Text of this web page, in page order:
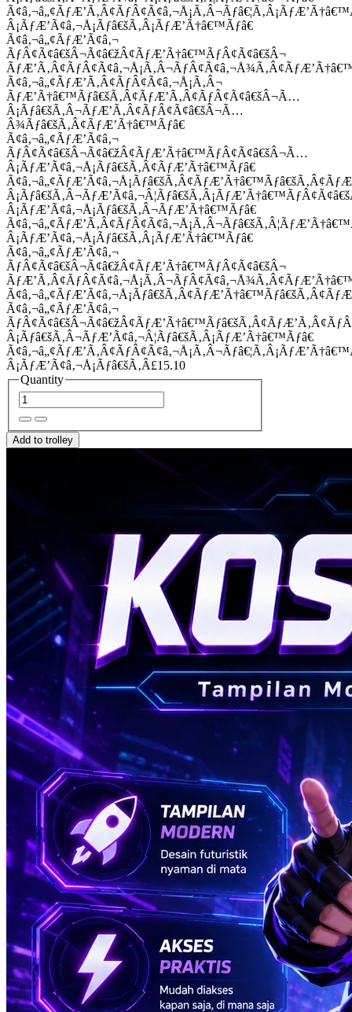
Â¡ÃƒÆ’Ã¢â‚¬Å¡Ãƒâ€šÃ‚Â¡ÃƒÆ’Ã†â€™Ãƒâ€
Ã¢â‚¬â„¢ÃƒÆ’Ã¢â‚¬
ÃƒÂ¢Ã¢â€šÂ¬Ã¢â€žÂ¢ÃƒÆ’Ã†â€™ÃƒÂ¢Ã¢â€šÂ¬
Ã¢â‚¬â„¢ÃƒÆ’Ã‚Â¢ÃƒÂ¢Ã¢â‚¬Å¡Ã‚Â¬
ÃƒÆ’Ã†â€™Ãƒâ€šÃ‚Â¢ÃƒÆ’Ã‚Â¢ÃƒÂ¢Ã¢â€šÂ¬Ã…
Â¡Ãƒâ€šÃ‚Â¬ÃƒÆ’Ã‚Â¢ÃƒÂ¢Ã¢â€šÂ¬Ã…
Â¾Ãƒâ€šÃ‚Â¢ÃƒÆ’Ã†â€™Ãƒâ€
Ã¢â‚¬â„¢ÃƒÆ’Ã¢â‚¬
ÃƒÂ¢Ã¢â€šÂ¬Ã¢â€žÂ¢ÃƒÆ’Ã†â€™ÃƒÂ¢Ã¢â€šÂ¬Ã…
Â¡ÃƒÆ’Ã¢â‚¬Å¡Ãƒâ€šÃ‚Â¢ÃƒÆ’Ã†â€™Ãƒâ€
Â¡ÃƒÆ’Ã¢â‚¬Å¡Ãƒâ€šÃ‚Â¬ÃƒÆ’Ã†â€™Ãƒâ€
Â¡ÃƒÆ’Ã¢â‚¬Å¡Ãƒâ€šÃ‚Â¡ÃƒÆ’Ã†â€™Ãƒâ€
Ã¢â‚¬â„¢ÃƒÆ’Ã¢â‚¬
ÃƒÂ¢Ã¢â€šÂ¬Ã¢â€žÂ¢ÃƒÆ’Ã†â€™ÃƒÂ¢Ã¢â€šÂ¬
Ã¢â‚¬â„¢ÃƒÆ’Ã¢â‚¬
Â¡Ãƒâ€šÃ‚Â¬ÃƒÆ’Ã¢â‚¬Â¦Ãƒâ€šÃ‚Â¡ÃƒÆ’Ã†â€™Ãƒâ€
Â¡ÃƒÆ’Ã¢â‚¬Å¡Ãƒâ€šÃ‚Â£15.10
Quantity
Add to trolley